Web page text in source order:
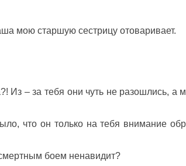
мою старшую сестрицу отоваривает.
Из – за тебя они чуть не разошлись, а
что он только на тебя внимание
боем ненавидит?